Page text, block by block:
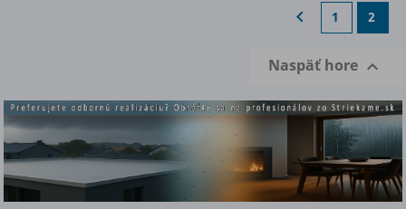
 1 2
Naspäť hore 